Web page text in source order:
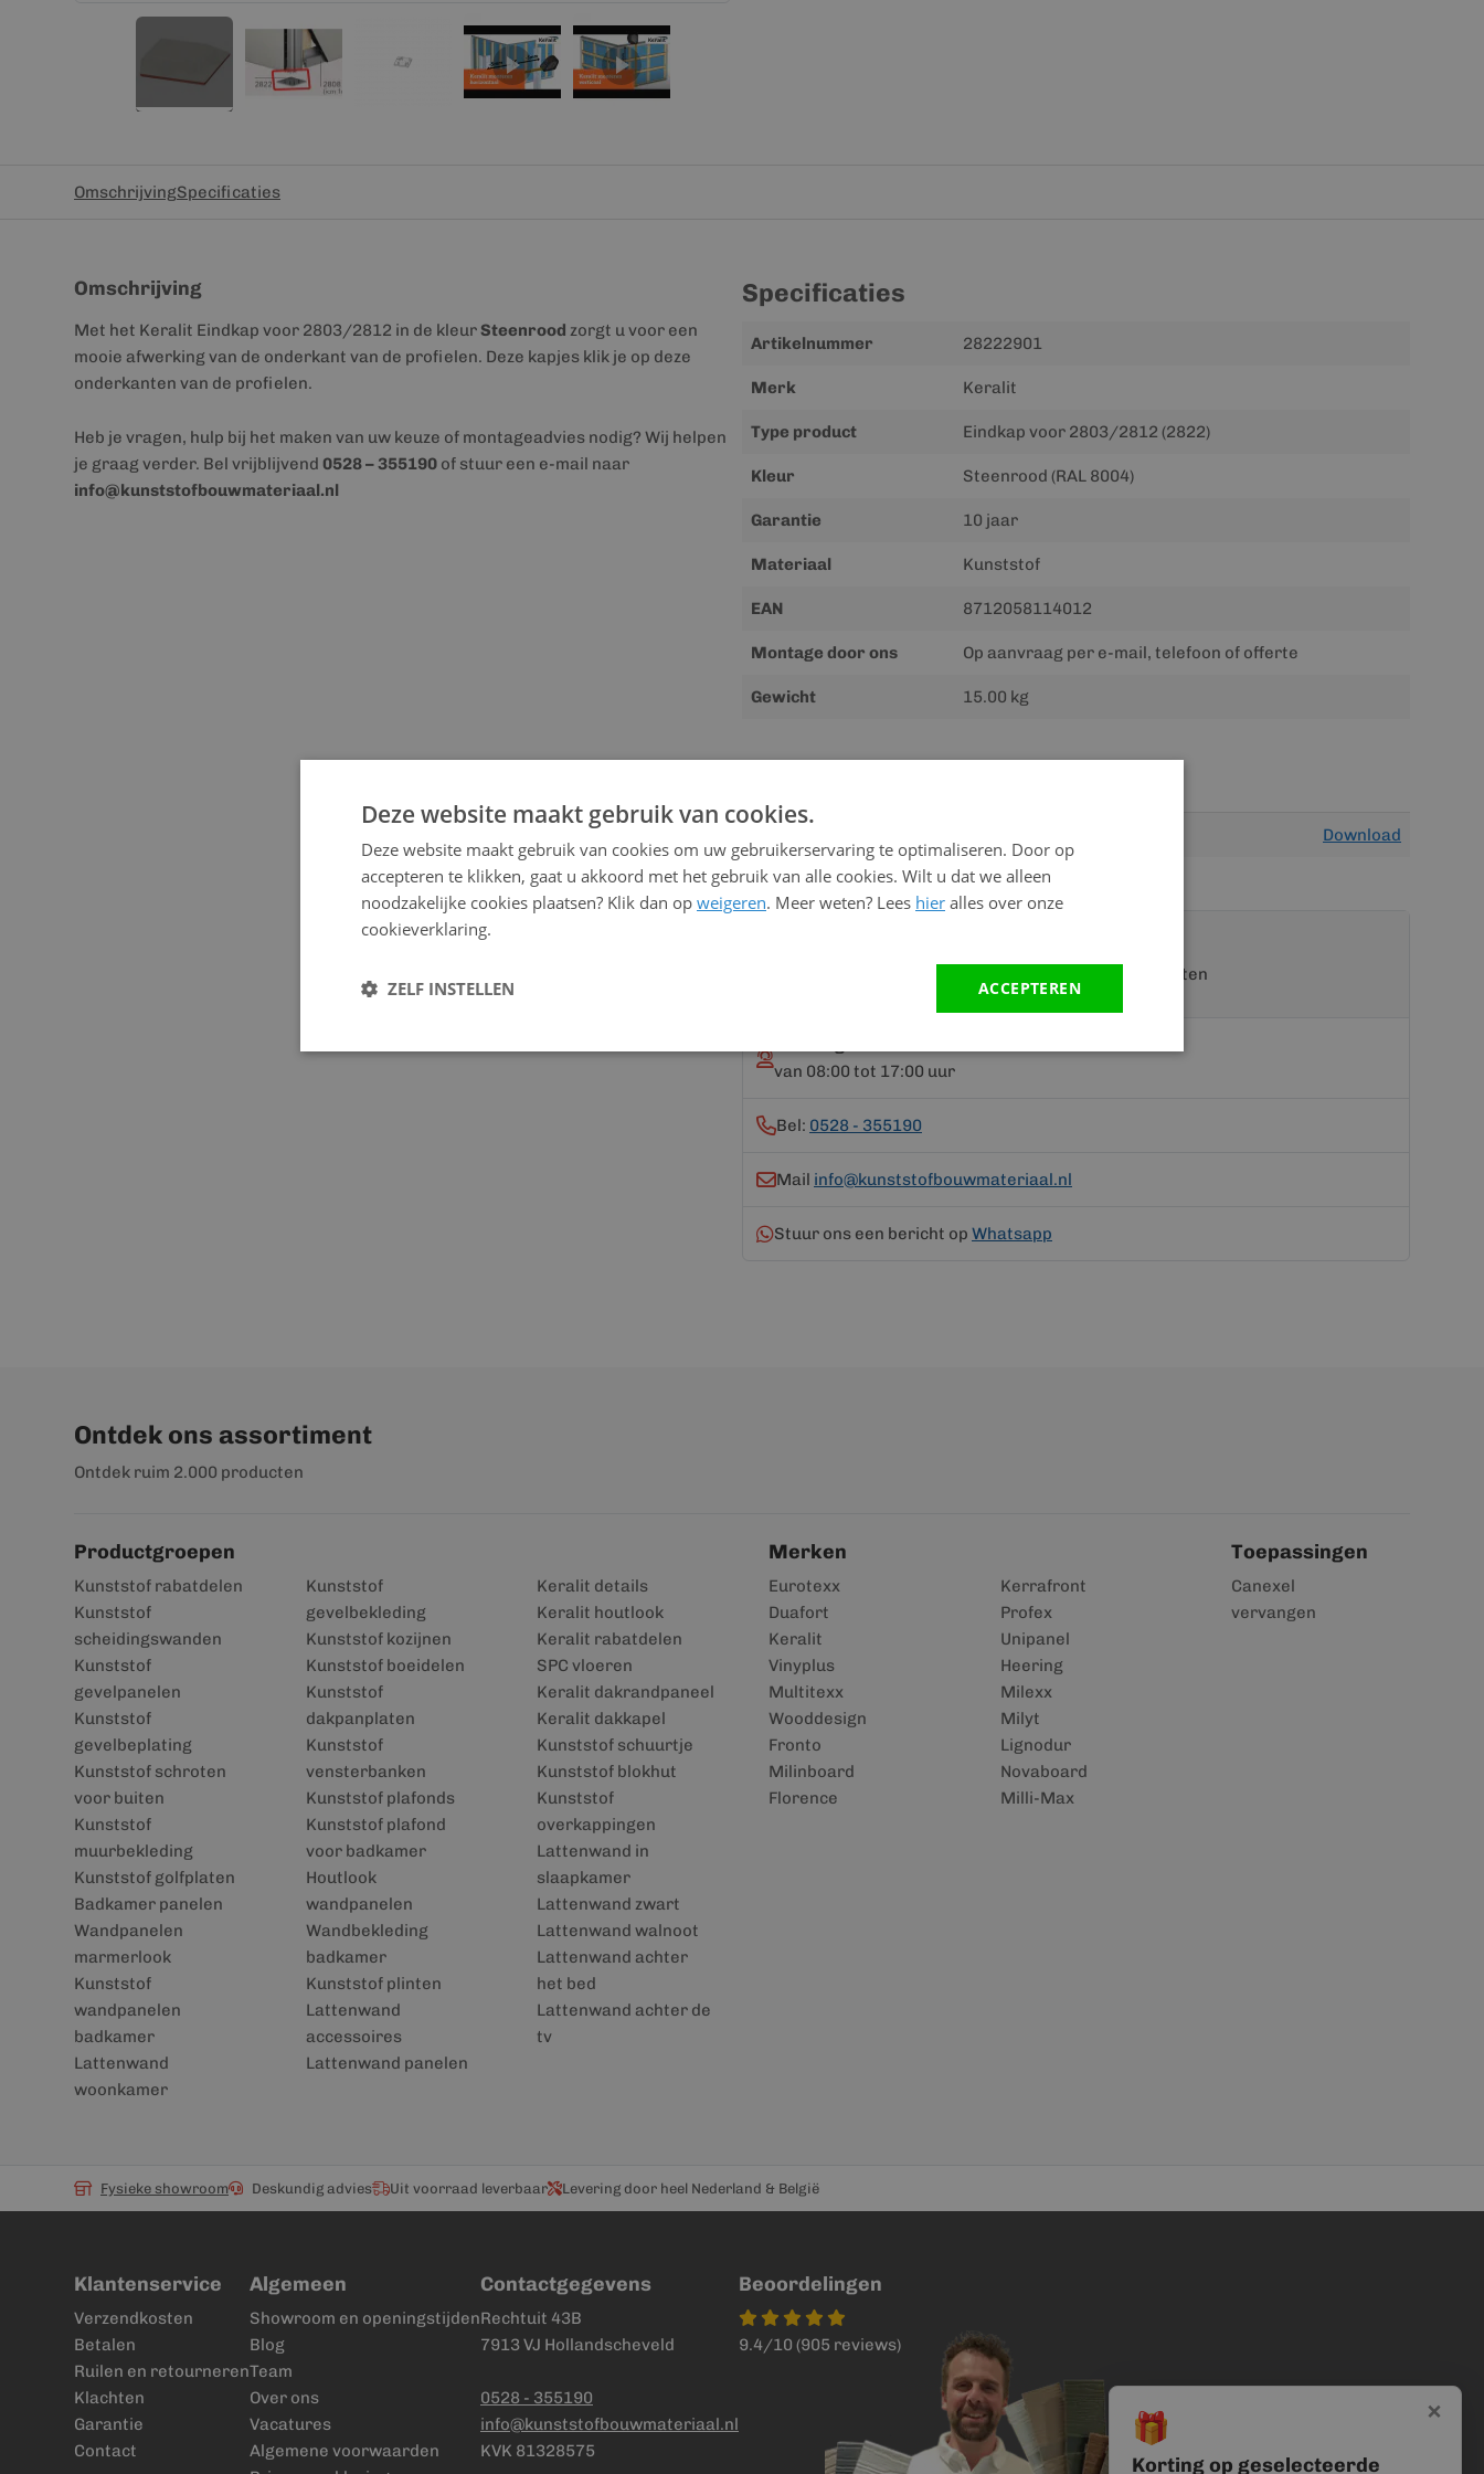
OmschrijvingSpecificaties
Omschrijving
Met het Keralit Eindkap voor 2803/2812 in de kleurSteenrood zorgt u voor een
mooie afwerking van de onderkant van de profielen. Deze kapjes klik je op deze
onderkanten van de profielen.
Heb je vragen, hulp bij het maken van uw keuze of montageadvies nodig? Wij helpen
je graag verder. Bel vrijblijvend 0528 – 355190 of stuur een e-mail naar
info@kunststofbouwmateriaal.nl
Specificaties
Meer
Artikelnummer 28222901
Merk Keralit
Type product Eindkap voor 2803/2812 (2822)
Kleur Steenrood (RAL 8004)
Garantie 10 jaar
Materiaal Kunststof
EAN 8712058114012
Montage door ons Op aanvraag per e-mail, telefoon of offerte
Gewicht 15.00 kg
Meer
informatie
Download
Neem contact op met een van onze specialisten
van 08:00 tot 17:00 uur
Bel: 0528 - 355190
Mail info@kunststofbouwmateriaal.nl
Stuur ons een bericht op Whatsapp
Ontdek ons assortiment
Ontdek ruim 2.000 producten
Productgroepen
Kunststof rabatdelen
Kunststof
scheidingswanden
Kunststof
gevelpanelen
Kunststof
gevelbeplating
Kunststof schroten
voor buiten
Kunststof
muurbekleding
Kunststof golfplaten
Badkamer panelen
Wandpanelen
marmerlook
Kunststof
wandpanelen
badkamer
Lattenwand
woonkamer
Kunststof
gevelbekleding
Kunststof kozijnen
Kunststof boeidelen
Kunststof
dakpanplaten
Kunststof
vensterbanken
Kunststof plafonds
Kunststof plafond
voor badkamer
Houtlook
wandpanelen
Wandbekleding
badkamer
Kunststof plinten
Lattenwand
accessoires
Lattenwand panelen
Keralit details
Keralit houtlook
Keralit rabatdelen
SPC vloeren
Keralit dakrandpaneel
Keralit dakkapel
Kunststof schuurtje
Kunststof blokhut
Kunststof
overkappingen
Lattenwand in
slaapkamer
Lattenwand zwart
Lattenwand walnoot
Lattenwand achter
het bed
Lattenwand achter de
tv
Merken
Eurotexx
Duafort
Keralit
Vinyplus
Multitexx
Wooddesign
Fronto
Milinboard
Florence
Kerrafront
Profex
Unipanel
Heering
Milexx
Milyt
Lignodur
Novaboard
Milli-Max
Toepassingen
Canexel
vervangen
Fysieke showroom Deskundig advies Uit voorraad leverbaar Levering door heel Nederland & België
Klantenservice
Verzendkosten
Betalen
Ruilen en retourneren
Klachten
Garantie
Contact
Algemeen
Showroom en openingstijden
Blog
Team
Over ons
Vacatures
Algemene voorwaarden
Contactgegevens
Rechtuit 43B
7913 VJ Hollandscheveld
0528 - 355190
info@kunststofbouwmateriaal.nl
KVK 81328575
Beoordelingen
9.4/10 (905 reviews)
×
🎁
Korting op geselecteerde
Deze website maakt gebruik van cookies.
Deze website maakt gebruik van cookies om uw gebruikerservaring te optimaliseren. Door op
accepteren te klikken, gaat u akkoord met het gebruik van alle cookies. Wilt u dat we alleen
noodzakelijke cookies plaatsen? Klik dan op weigeren. Meer weten? Lees hier alles over onze
cookieverklaring.
ACCEPTEREN
ZELF INSTELLEN